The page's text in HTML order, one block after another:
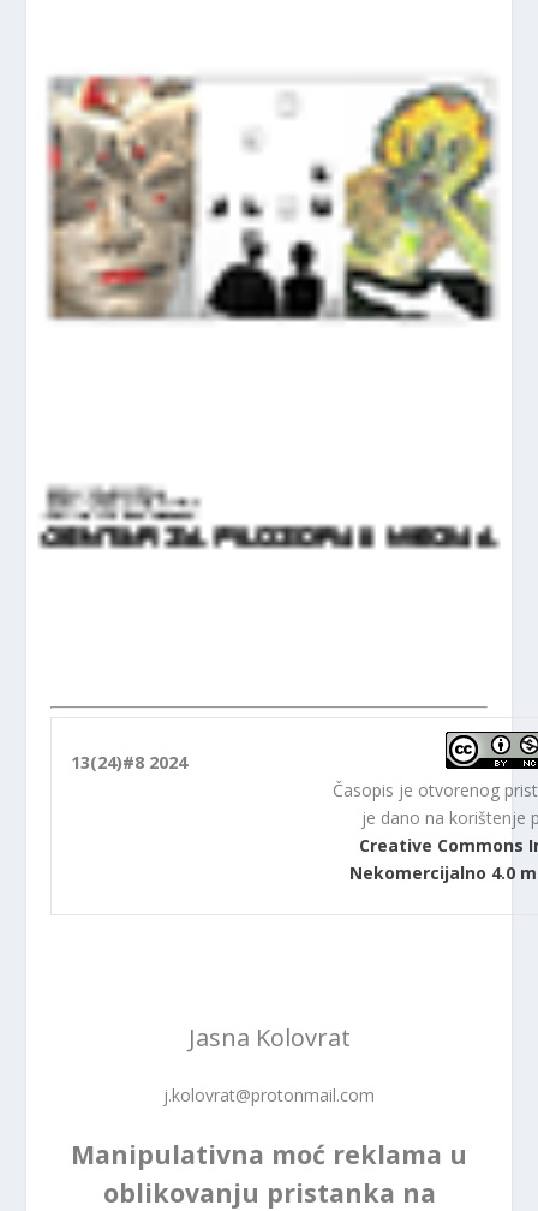
13(24)#8 2024
Časopis je otvorenog
je dano na korištenje
Creative Commons
Nekomercijalno 4.0
Jasna Kolovrat
j.kolovrat@protonmail.com
Manipulativna moć reklama u
oblikovanju pristanka na